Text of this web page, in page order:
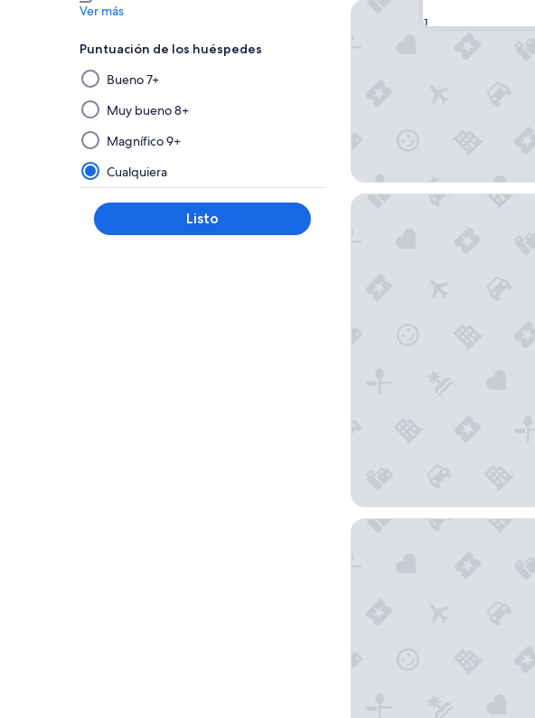
31
Ver más
Puntuación de los huéspedes
Al
seleccionar
y
aplicar
un
filtro
de
este
grupo,
Bueno 7+
Muy bueno 8+
Magnífico 9+
Cualquiera
Listo
Puerto Pireo
Nido del Condor Hotel & Spa
VILLA DEL LAGO